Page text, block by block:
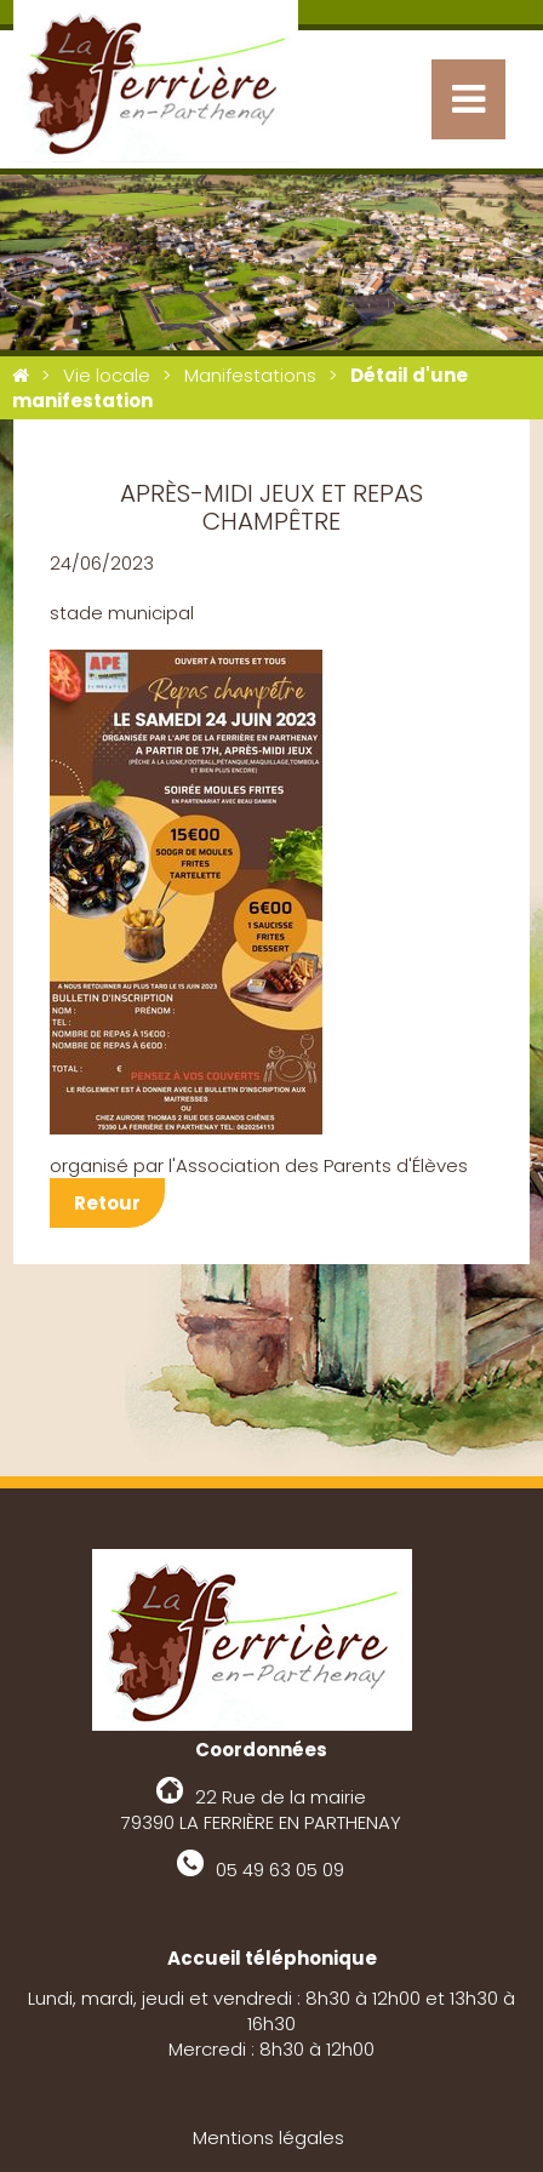
Vie locale Manifestations
Détail d'une
manifestation
APRÈS-MIDI JEUX ET REPAS
CHAMPÊTRE
24/06/2023
stade municipal
organisé par l'Association des Parents d'Élèves
Retour
Coordonnées
22 Rue de la mairie
79390 LA FERRIÈRE EN PARTHENAY
05 49 63 05 09
Accueil téléphonique
Lundi, mardi, jeudi et vendredi : 8h30 à 12h00 et 13h30 à
16h30
Mercredi : 8h30 à 12h00
Mentions légales